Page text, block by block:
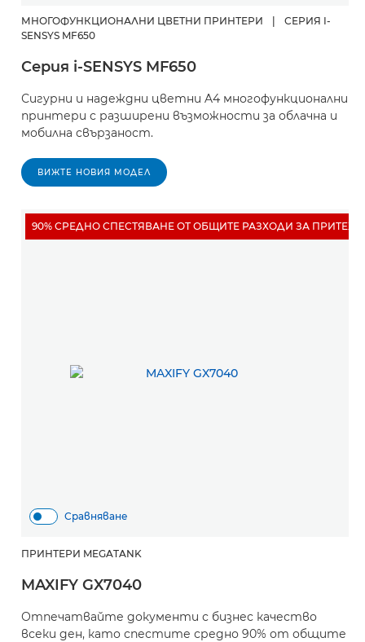
МНОГОФУНКЦИОНАЛНИ ЦВЕТНИ ПРИНТЕРИ
СЕРИЯ I-
SENSYS MF650
Серия i-SENSYS MF650
Сигурни и надеждни цветни A4 многофункционални
принтери с разширени възможности за облачна и
мобилна свързаност.
ВИЖТЕ НОВИЯ МОДЕЛ
Сравняване
90% СРЕДНО СПЕСТЯВАНЕ ОТ ОБЩИТЕ РАЗХОДИ ЗА
ПРИНТЕРИ MEGATANK
MAXIFY GX7040
Отпечатвайте документи с бизнес качество
всеки ден, като спестите средно 90% от общите